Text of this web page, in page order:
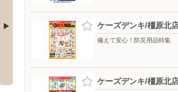
オ/イオンモール橿
堂町189-1 外122筆 イオン
〒634-0003 奈良県橿原市常盤
ケーズデンキ/橿原北
備えて安心！防災用品特集
ケーズデンキ/橿原北